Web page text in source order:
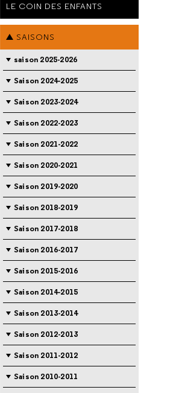
LE COIN DES ENFANTS
SAISONS
saison 2025-2026
Saison 2024-2025
Saison 2023-2024
Saison 2022-2023
Saison 2021-2022
Saison 2020-2021
Saison 2019-2020
Saison 2018-2019
Saison 2017-2018
Saison 2016-2017
Saison 2015-2016
Saison 2014-2015
Saison 2013-2014
Saison 2012-2013
Saison 2011-2012
Saison 2010-2011